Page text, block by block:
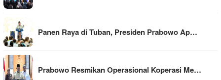
Panen Raya di Tuban, Presiden Prabowo Ap…
Prabowo Resmikan Operasional Koperasi Me…